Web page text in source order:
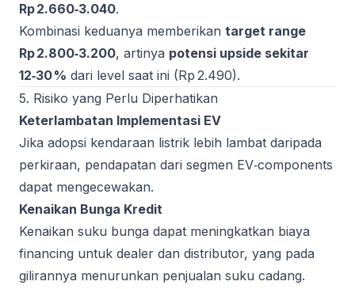
Rp 2.660‑3.040.
Kombinasi keduanya memberikan target range
Rp 2.800‑3.200, artinya potensi upside sekitar
12‑30 % dari level saat ini (Rp 2.490).
5. Risiko yang Perlu Diperhatikan
Keterlambatan Implementasi EV
Jika adopsi kendaraan listrik lebih lambat daripada
perkiraan, pendapatan dari segmen EV‑components
dapat mengecewakan.
Kenaikan Bunga Kredit
Kenaikan suku bunga dapat meningkatkan biaya
financing untuk dealer dan distributor, yang pada
gilirannya menurunkan penjualan suku cadang.